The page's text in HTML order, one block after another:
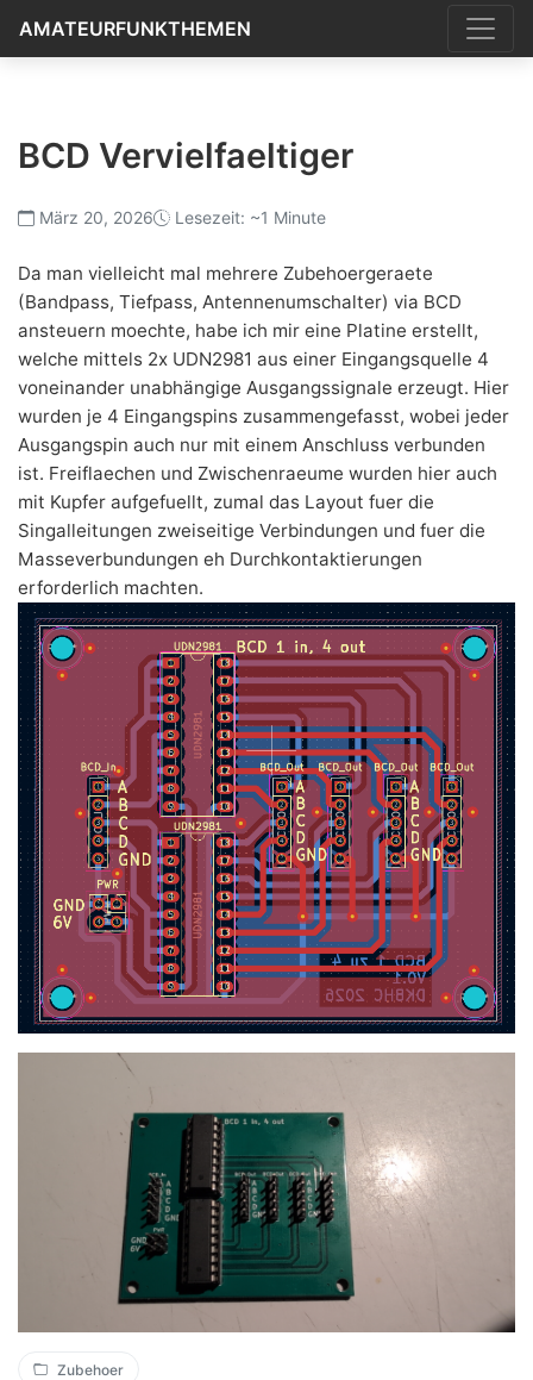
AMATEURFUNKTHEMEN
BCD Vervielfaeltiger
März 20, 2026 Lesezeit: ~1 Minute
Da man vielleicht mal mehrere Zubehoergeraete
(Bandpass, Tiefpass, Antennenumschalter) via BCD
ansteuern moechte, habe ich mir eine Platine erstellt,
welche mittels 2x UDN2981 aus einer Eingangsquelle 4
voneinander unabhängige Ausgangssignale erzeugt. Hier
wurden je 4 Eingangspins zusammengefasst, wobei jeder
Ausgangspin auch nur mit einem Anschluss verbunden
ist. Freiflaechen und Zwischenraeume wurden hier auch
mit Kupfer aufgefuellt, zumal das Layout fuer die
Singalleitungen zweiseitige Verbindungen und fuer die
Masseverbundungen eh Durchkontaktierungen
erforderlich machten.
Zubehoer